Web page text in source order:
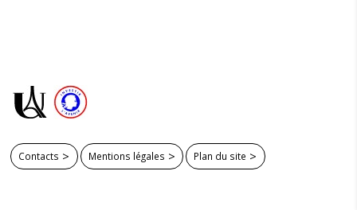
Contacts Mentions légales Plan du site